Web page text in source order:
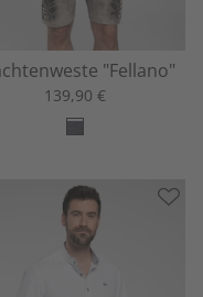
"Fellano"
139,90 €